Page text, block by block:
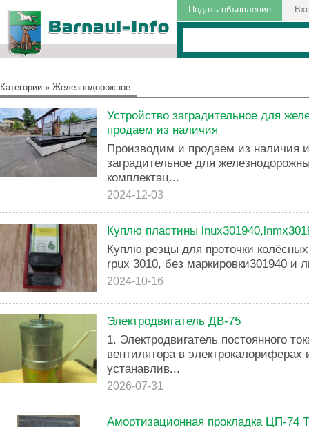
Подать объявление
Категории » Железнодорожное
Устройство заградительное для
продаем из наличия
Производим и продаем из наличия
заградительное для
комплектац...
2024-12-03
Куплю пластины
Куплю резцы для проточки
rpux 3010, без маркировки301940 и
2024-10-16
Электродвигатель ДВ-75
1. Электродвигатель постоянного
вентилятора в электрокалориферах
устанавлив...
2026-07-31
Амортизационная прокладка ЦП-74